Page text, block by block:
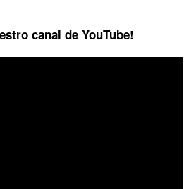
canal de YouTube!